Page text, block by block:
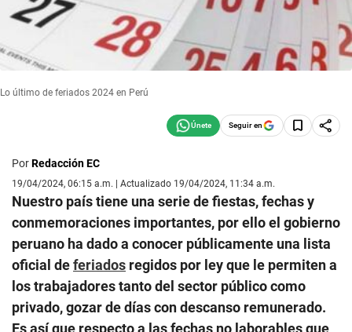
Lo último de feriados 2024 en Perú
Seguir en
PorRedacción EC
19/04/2024, 06:15 a.m. | Actualizado 19/04/2024, 11:34 a.m.
Nuestro país tiene una serie de fiestas, fechas y
conmemoraciones importantes, por ello el gobierno
peruano ha dado a conocer públicamente una lista
oficial deferiados regidos por ley que le permiten a
los trabajadores tanto del sector público como
privado, gozar de días con descanso remunerado.
Es así que respecto a las fechas no laborables que